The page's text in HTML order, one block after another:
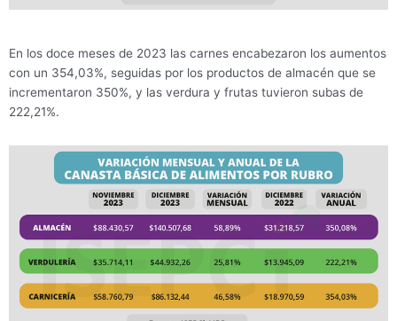
En los doce meses de 2023 las carnes encabezaron los aumentos
con un 354,03%, seguidas por los productos de almacén que se
incrementaron 350%, y las verdura y frutas tuvieron subas de
222,21%.